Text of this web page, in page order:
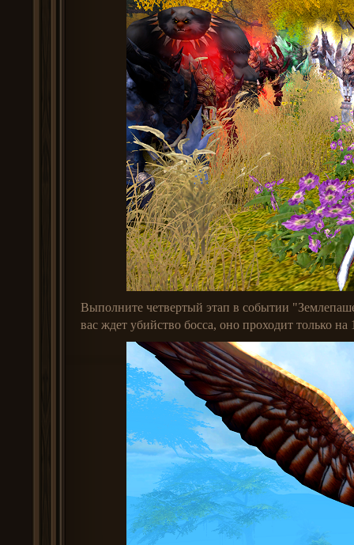
Выполните четвертый этап в событии
вас ждет убийство босса, оно проходит только